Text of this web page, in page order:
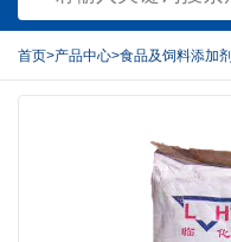
首页>产品中心>食品及饲料添加剂